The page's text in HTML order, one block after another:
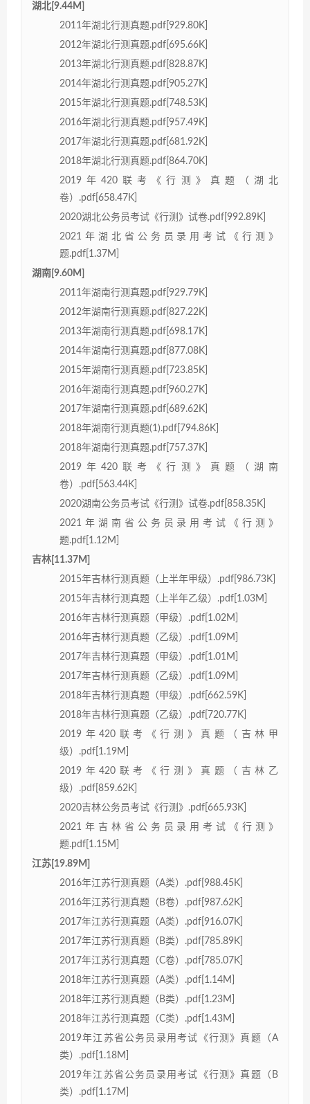
湖北[9.44M]
2011年湖北行测真题.pdf[929.80K]
2012年湖北行测真题.pdf[695.66K]
2013年湖北行测真题.pdf[828.87K]
2014年湖北行测真题.pdf[905.27K]
2015年湖北行测真题.pdf[748.53K]
2016年湖北行测真题.pdf[957.49K]
2017年湖北行测真题.pdf[681.92K]
2018年湖北行测真题.pdf[864.70K]
2019年420联考《行测》真题（湖北
卷）.pdf[658.47K]
2020湖北公务员考试《行测》试卷.pdf[992.89K]
2021年湖北省公务员录用考试《行测》
题.pdf[1.37M]
湖南[9.60M]
2011年湖南行测真题.pdf[929.79K]
2012年湖南行测真题.pdf[827.22K]
2013年湖南行测真题.pdf[698.17K]
2014年湖南行测真题.pdf[877.08K]
2015年湖南行测真题.pdf[723.85K]
2016年湖南行测真题.pdf[960.27K]
2017年湖南行测真题.pdf[689.62K]
2018年湖南行测真题(1).pdf[794.86K]
2018年湖南行测真题.pdf[757.37K]
2019年420联考《行测》真题（湖南
卷）.pdf[563.44K]
2020湖南公务员考试《行测》试卷.pdf[858.35K]
2021年湖南省公务员录用考试《行测》
题.pdf[1.12M]
吉林[11.37M]
2015年吉林行测真题（上半年甲级）.pdf[986.73K]
2015年吉林行测真题（上半年乙级）.pdf[1.03M]
2016年吉林行测真题（甲级）.pdf[1.02M]
2016年吉林行测真题（乙级）.pdf[1.09M]
2017年吉林行测真题（甲级）.pdf[1.01M]
2017年吉林行测真题（乙级）.pdf[1.09M]
2018年吉林行测真题（甲级）.pdf[662.59K]
2018年吉林行测真题（乙级）.pdf[720.77K]
2019年420联考《行测》真题（吉林甲
级）.pdf[1.19M]
2019年420联考《行测》真题（吉林乙
级）.pdf[859.62K]
2020吉林公务员考试《行测》.pdf[665.93K]
2021年吉林省公务员录用考试《行测》
题.pdf[1.15M]
江苏[19.89M]
2016年江苏行测真题（A类）.pdf[988.45K]
2016年江苏行测真题（B卷）.pdf[987.62K]
2017年江苏行测真题（A类）.pdf[916.07K]
2017年江苏行测真题（B类）.pdf[785.89K]
2017年江苏行测真题（C卷）.pdf[785.07K]
2018年江苏行测真题（A类）.pdf[1.14M]
2018年江苏行测真题（B类）.pdf[1.23M]
2018年江苏行测真题（C类）.pdf[1.43M]
2019年江苏省公务员录用考试《行测》真题（A
类）.pdf[1.18M]
2019年江苏省公务员录用考试《行测》真题（B
类）.pdf[1.17M]